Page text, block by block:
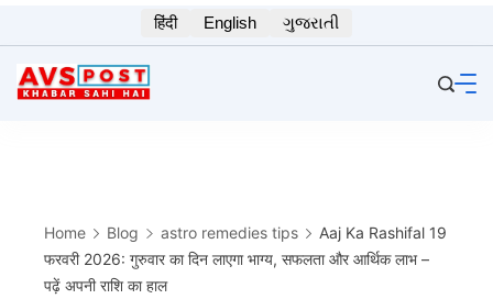
to
content
हिंदी English ગુજરાતી
Home Blog astro remedies tips
Aaj Ka Rashifal 19
फरवरी 2026: गुरुवार का दिन लाएगा भाग्य, सफलता और आर्थिक लाभ –
पढ़ें अपनी राशि का हाल